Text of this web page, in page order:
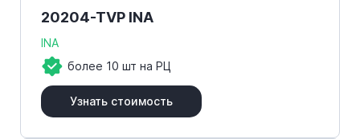
20204-TVP INA
INA
более 10 шт на РЦ
Узнать стоимость